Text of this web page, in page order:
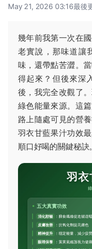
May 21, 2026 03:16最後
幾年前我第一次在
老實說，那味道
味，還帶點苦澀。
得起來？但後來深
後，我完全改觀了
綠色能量來源。這
路上隨處可見的營
羽衣甘藍果汁功效
順口好喝的關鍵秘訣。